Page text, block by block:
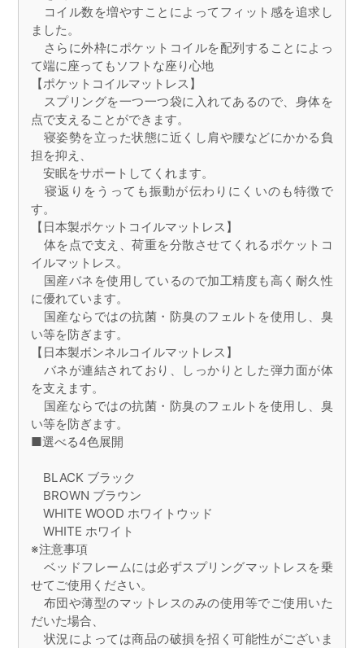
コイル数を増やすことによってフィット感を追求し
ました。
さらに外枠にポケットコイルを配列することによっ
て端に座ってもソフトな座り心地
【ポケットコイルマットレス】
スプリングを一つ一つ袋に入れてあるので、身体を
点で支えることができます。
寝姿勢を立った状態に近くし肩や腰などにかかる負
担を抑え、
安眠をサポートしてくれます。
寝返りをうっても振動が伝わりにくいのも特徴で
す。
【日本製ポケットコイルマットレス】
体を点で支え、荷重を分散させてくれるポケットコ
イルマットレス。
国産バネを使用しているので加工精度も高く耐久性
に優れています。
国産ならではの抗菌・防臭のフェルトを使用し、臭
い等を防ぎます。
【日本製ボンネルコイルマットレス】
バネが連結されており、しっかりとした弾力面が体
を支えます。
国産ならではの抗菌・防臭のフェルトを使用し、臭
い等を防ぎます。
■選べる4色展開
BLACK ブラック
BROWN ブラウン
WHITE WOOD ホワイトウッド
WHITE ホワイト
※注意事項
ベッドフレームには必ずスプリングマットレスを乗
せてご使用ください。
布団や薄型のマットレスのみの使用等でご使用いた
だいた場合、
状況によっては商品の破損を招く可能性がございま